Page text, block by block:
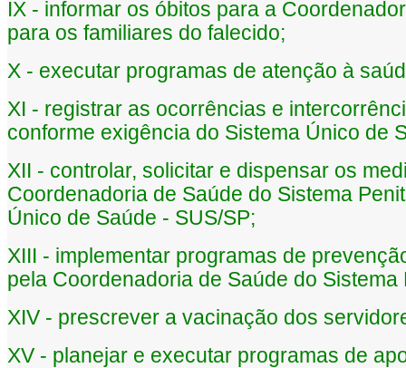
IX - informar os óbitos para a
para os familiares do falecido;
X - executar programas de atenção à
XI - registrar as ocorrências e
conforme exigência do Sistema Único de
XII - controlar, solicitar e dispensar os
Coordenadoria de Saúde do Sistema
Único de Saúde - SUS/SP;
XIII - implementar programas de
pela Coordenadoria de Saúde do Sistema
XIV - prescrever a vacinação dos
XV - planejar e executar programas de